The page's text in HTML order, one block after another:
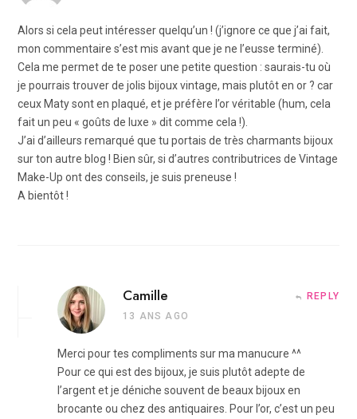
Alors si cela peut intéresser quelqu’un ! (j’ignore ce que j’ai fait,
mon commentaire s’est mis avant que je ne l’eusse terminé).
Cela me permet de te poser une petite question : saurais-tu où
je pourrais trouver de jolis bijoux vintage, mais plutôt en or ? car
ceux Maty sont en plaqué, et je préfère l’or véritable (hum, cela
fait un peu « goûts de luxe » dit comme cela !).
J’ai d’ailleurs remarqué que tu portais de très charmants bijoux
sur ton autre blog ! Bien sûr, si d’autres contributrices de Vintage
Make-Up ont des conseils, je suis preneuse !
A bientôt !
Camille
13 ANS AGO
REPLY
Merci pour tes compliments sur ma manucure ^^
Pour ce qui est des bijoux, je suis plutôt adepte de
l’argent et je déniche souvent de beaux bijoux en
brocante ou chez des antiquaires. Pour l’or, c’est un peu